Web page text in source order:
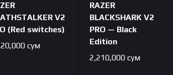
V2
(Red switches)
сум
RAZER
BLACKSHARK V2
PRO — Black
Edition
2,210,000сум